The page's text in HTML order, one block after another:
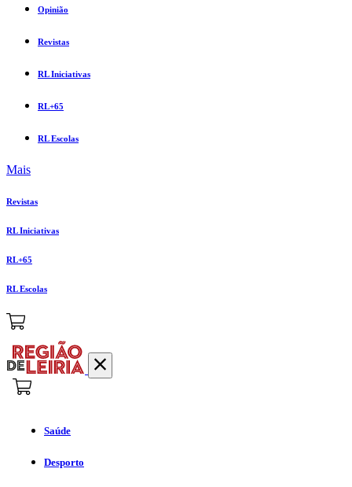
Opinião
Revistas
RL Iniciativas
RL+65
RL Escolas
Mais
Revistas
RL Iniciativas
RL+65
RL Escolas
Saúde
Desporto